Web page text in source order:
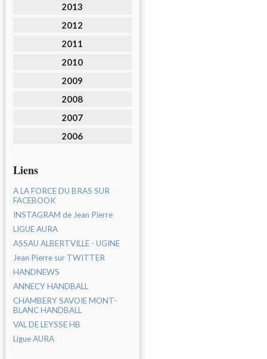
2013
2012
2011
2010
2009
2008
2007
2006
Liens
A LA FORCE DU BRAS SUR
FACEBOOK
INSTAGRAM de Jean Pierre
LIGUE AURA
ASSAU ALBERTVILLE - UGINE
Jean Pierre sur TWITTER
HANDNEWS
ANNECY HANDBALL
CHAMBERY SAVOIE MONT-
BLANC HANDBALL
VAL DE LEYSSE HB
Ligue AURA